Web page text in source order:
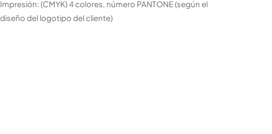
Impresión: (CMYK) 4 colores, número PANTONE (según el
diseño del logotipo del cliente)